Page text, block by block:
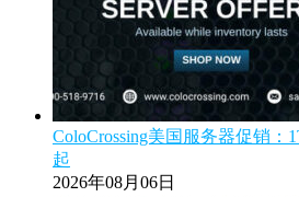
ColoCrossing美国服务器促销：
起
2026年08月06日